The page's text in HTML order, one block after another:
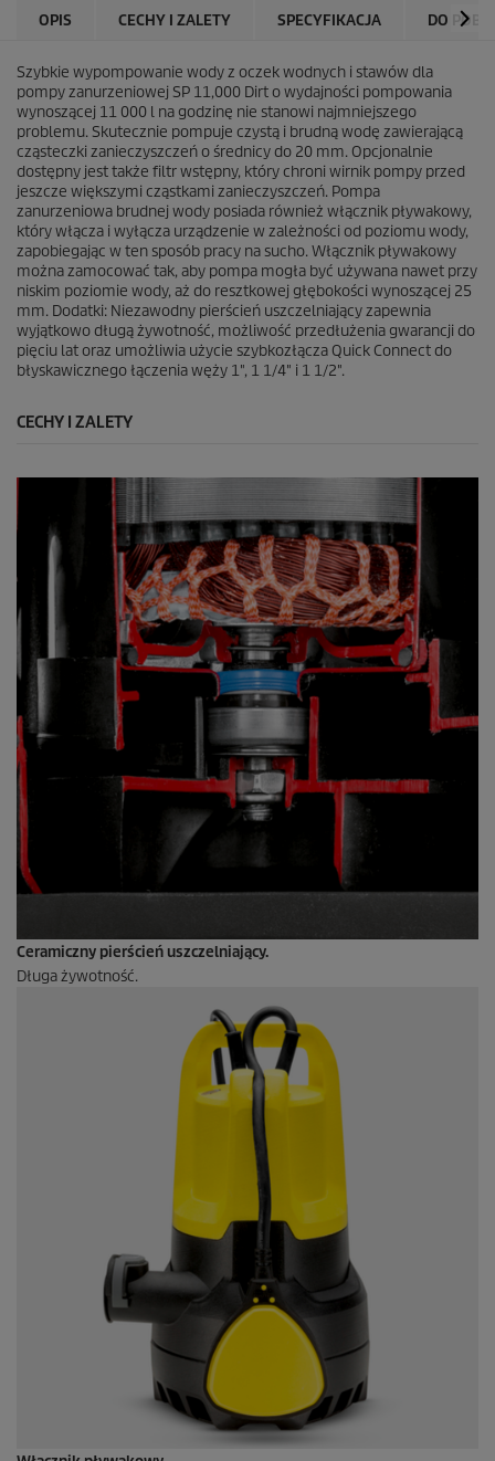
7
R
e
c
e
n
z
j
i
OPIS CECHY I ZALETY SPECYFIKACJA DO
Szybkie wypompowanie wody z oczek wodnych i stawów dla
pompy zanurzeniowej SP 11,000 Dirt o wydajności pompowania
wynoszącej 11 000 l na godzinę nie stanowi najmniejszego
problemu. Skutecznie pompuje czystą i brudną wodę zawierającą
cząsteczki zanieczyszczeń o średnicy do 20 mm. Opcjonalnie
dostępny jest także filtr wstępny, który chroni wirnik pompy przed
jeszcze większymi cząstkami zanieczyszczeń. Pompa
zanurzeniowa brudnej wody posiada również włącznik pływakowy,
który włącza i wyłącza urządzenie w zależności od poziomu wody,
zapobiegając w ten sposób pracy na sucho. Włącznik pływakowy
można zamocować tak, aby pompa mogła być używana nawet przy
niskim poziomie wody, aż do resztkowej głębokości wynoszącej 25
mm. Dodatki: Niezawodny pierścień uszczelniający zapewnia
wyjątkowo długą żywotność, możliwość przedłużenia gwarancji do
pięciu lat oraz umożliwia użycie szybkozłącza Quick Connectdo
błyskawicznego łączenia węży 1", 1 1/4" i 1 1/2".
CECHY I ZALETY
Ceramiczny pierścień uszczelniający.
Długa żywotność.